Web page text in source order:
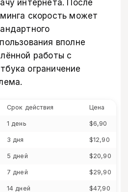
интернета. После
скорость может
вполне
работы с
ограничение
Срок действия Цена
1 день $6,90
3 дня $12,90
5 дней $20,90
7 дней $29,90
14 дней $47,90